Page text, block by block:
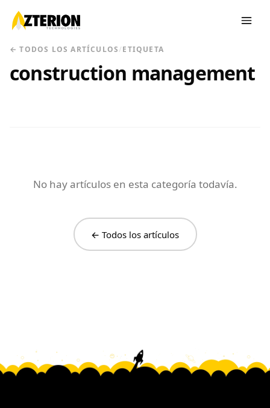
← TODOS LOS ARTÍCULOS/ETIQUETA
construction management
No hay artículos en esta categoría todavía.
← Todos los artículos